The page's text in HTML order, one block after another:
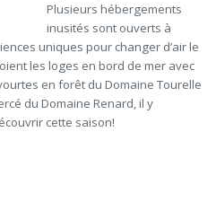
Plusieurs hébergements
inusités sont ouverts à
uniques pour changer d’air le
les loges en bord de mer avec
en forêt du Domaine Tourelle
du Domaine Renard, il y
cette saison!